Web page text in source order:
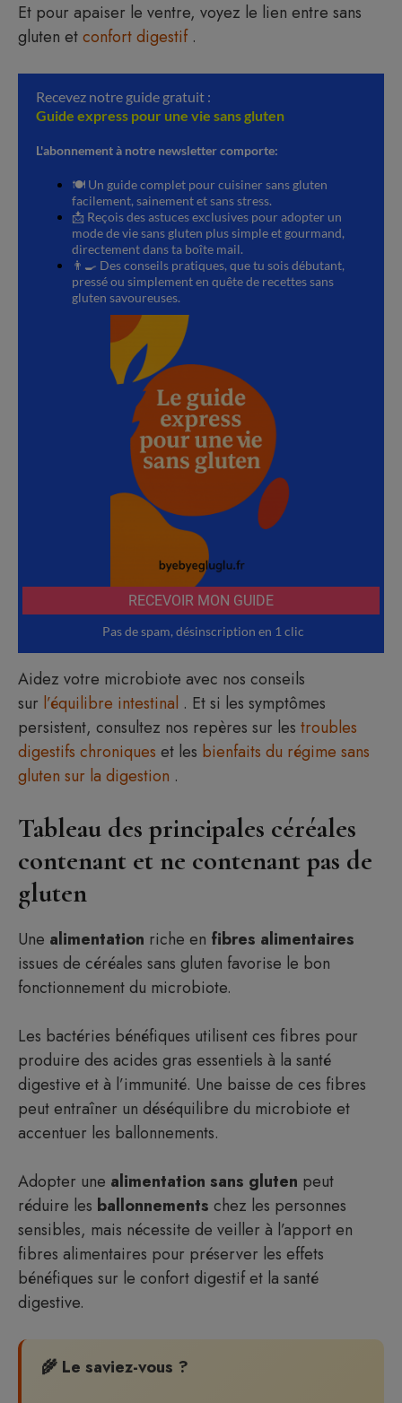
Et pour apaiser le ventre, voyez le lien entre sans
gluten etconfort digestif.
Aidez votre microbiote avec nos conseils
sur l’équilibre intestinal . Et si les symptômes
persistent, consultez nos repères sur les troubles
digestifs chroniques et les bienfaits du régime sans
gluten sur la digestion .
Tableau des principales céréales
contenant et ne contenant pas de
gluten
Une alimentation riche en fibres alimentaires
issues de céréales sans gluten favorise le bon
fonctionnement du microbiote.
Les bactéries bénéfiques utilisent ces fibres pour
produire des acides gras essentiels à la santé
digestive et à l’immunité. Une baisse de ces fibres
peut entraîner un déséquilibre du microbiote et
accentuer les ballonnements.
Adopter une alimentation sans gluten peut
réduire les ballonnements chez les personnes
sensibles, mais nécessite de veiller à l’apport en
fibres alimentaires pour préserver les effets
bénéfiques sur le confort digestif et la santé
digestive.
🌾 Le saviez-vous ?